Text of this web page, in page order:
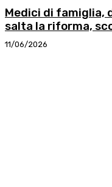
Medici di famiglia,
salta la riforma,
11/06/2026